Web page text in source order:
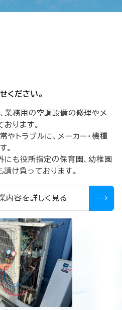
ください。
業務用の空調設備の修理やメ
ります。
トラブルに、メーカー・機種
。
にも役所指定の保育園、幼稚園
け負っております。
内容を詳しく見る